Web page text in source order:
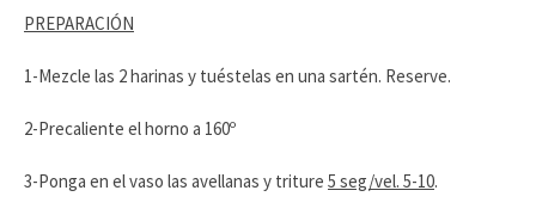
PREPARACIÓN
1-Mezcle las 2 harinas y tuéstelas en una sartén. Reserve.
2-Precaliente el horno a 160º
3-Ponga en el vaso las avellanas y triture 5 seg/vel. 5-10.